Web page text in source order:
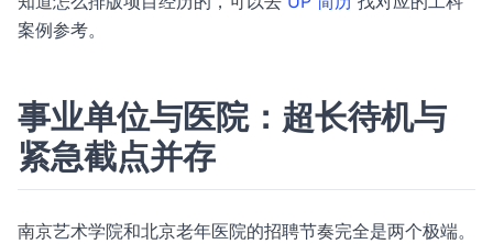
案例参考。
事业单位与医院：超长待机与
紧急截点并存
南京艺术学院和北京老年医院的招聘节奏完全是两个极端。